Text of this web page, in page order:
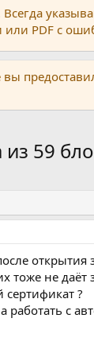
PDF с
59
тоже не
?
работать с